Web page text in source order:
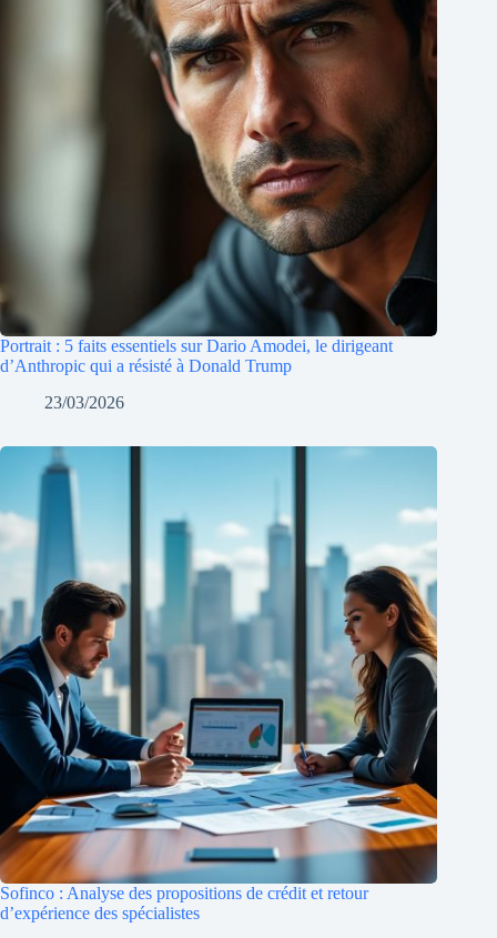
Portrait : 5 faits essentiels sur Dario Amodei, le dirigeant
d’Anthropic qui a résisté à Donald Trump
23/03/2026
Sofinco : Analyse des propositions de crédit et retour
d’expérience des spécialistes